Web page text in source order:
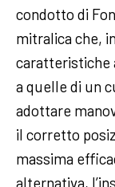
condotto di
mitralica che,
caratteristiche
a quelle di un
adottare
il corretto
massima
alternativa,